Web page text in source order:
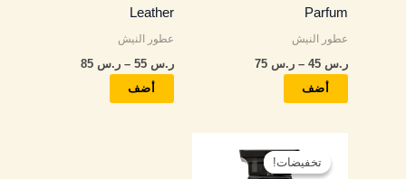
Parfum
عطور النيش
ر.س – ر.س
أضف
صفحة
Leather
عطور النيش
ر.س – ر.س
أضف
صفحة
تخفيضات!
تخفيضات!
السعر:
منالعديد